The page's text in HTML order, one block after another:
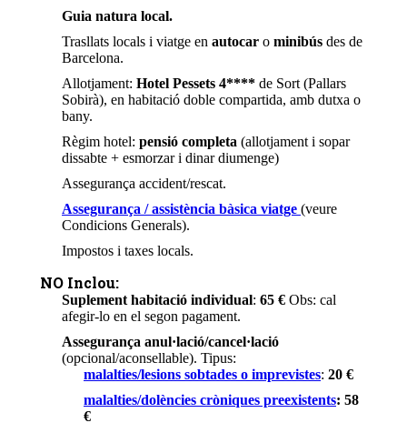
Guia natura local.
Trasllats locals i viatge en autocar o minibús des de
Barcelona.
Allotjament: Hotel Pessets 4**** de Sort (Pallars
Sobirà), en habitació doble compartida, amb dutxa o
bany.
Règim hotel: pensió completa (allotjament i sopar
dissabte + esmorzar i dinar diumenge)
Assegurança accident/rescat.
Assegurança / assistència bàsica viatge (veure
Condicions Generals).
Impostos i taxes locals.
NO Inclou:
Suplement habitació individual: 65 € Obs: cal
afegir-lo en el segon pagament.
Assegurança anul·lació/cancel·lació
(opcional/aconsellable). Tipus:
malalties/lesions sobtades o imprevistes: 20 €
malalties/dolències cròniques preexistents: 58
€